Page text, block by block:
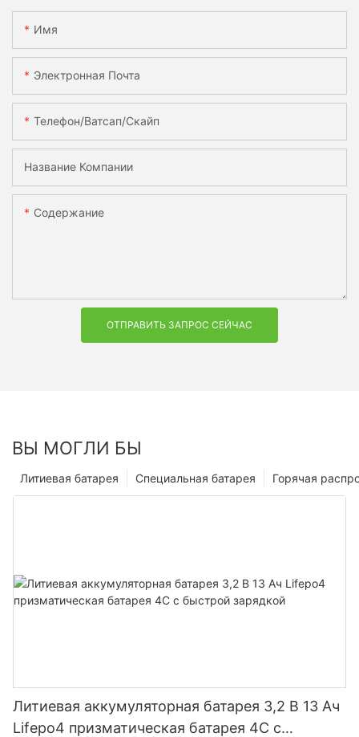
Имя
Электронная Почта
Телефон/ватсап/скайп
Название Компании
Содержание
ОТПРАВИТЬ ЗАПРОС СЕЙЧАС
ВЫ МОГЛИ БЫ
Горячая
Специальная батарея
Литиевая батарея
Литиевая аккумуляторная батарея 3,2 В 13 Ач
Lifepo4 призматическая батарея 4C с